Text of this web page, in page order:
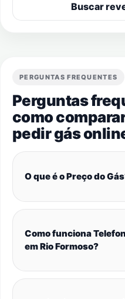
Buscar
PERGUNTAS FREQUENTES
Perguntas
como
pedir gás
O que é o Preço do
Como funciona
em Rio Formoso?